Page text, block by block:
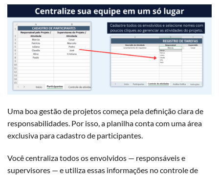
Uma boa gestão de projetos começa pela definição clara de
responsabilidades. Por isso, a planilha conta com uma área
exclusiva para cadastro de participantes.
Você centraliza todos os envolvidos — responsáveis e
supervisores — e utiliza essas informações no controle de